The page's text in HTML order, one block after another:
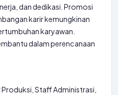
dan dedikasi. Promosi
karir kemungkinan
karyawan.
dalam perencanaan
Staff Administrasi,